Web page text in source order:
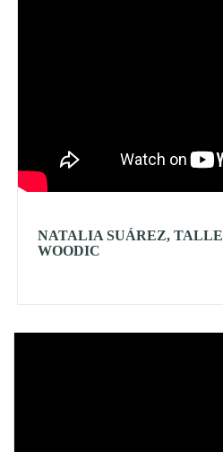
NATALIA SUÁREZ,
WOODIC